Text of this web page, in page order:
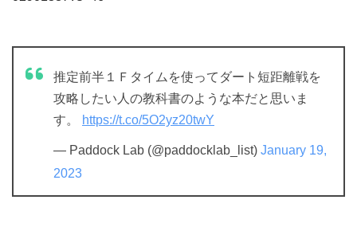
推定前半１Ｆタイムを使ってダート短距離戦を
攻略したい人の教科書のような本だと思いま
す。
https://t.co/5O2yz20twY
— Paddock Lab (@paddocklab_list) January 19,
2023